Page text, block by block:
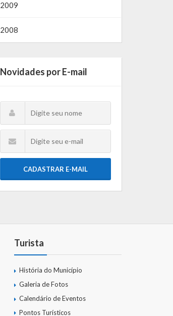
2009
2008
Novidades por E-mail
CADASTRAR E-MAIL
Turista
História do Município
Galeria de Fotos
Calendário de Eventos
Pontos Turísticos